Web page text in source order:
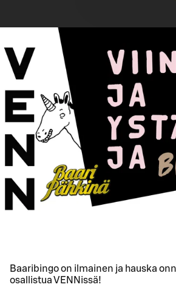
Baaribingo on ilmainen ja hauska
osallistua VENNissä!